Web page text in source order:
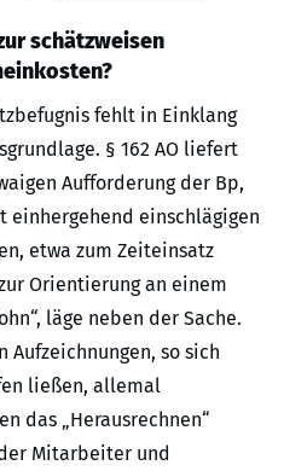
schätzweisen
fehlt in Einklang
§ 162 AO liefert
Aufforderung der Bp,
einhergehend einschlägigen
etwa zum Zeiteinsatz
Orientierung an einem
läge neben der Sache.
Aufzeichnungen, so sich
ließen, allemal
das „Herausrechnen“
Mitarbeiter und